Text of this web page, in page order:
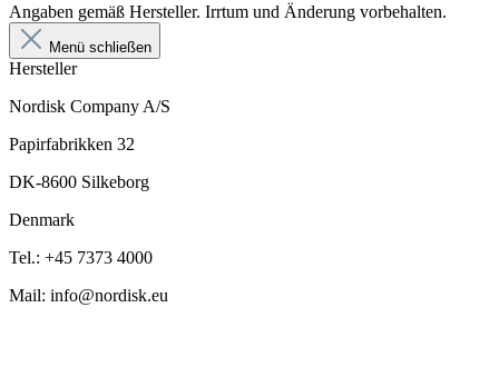
Angaben gemäß Hersteller. Irrtum und Änderung vorbehalten.
Menü schließen
Hersteller
Nordisk Company A/S
Papirfabrikken 32
DK-8600 Silkeborg
Denmark
Tel.: +45 7373 4000
Mail: info@nordisk.eu